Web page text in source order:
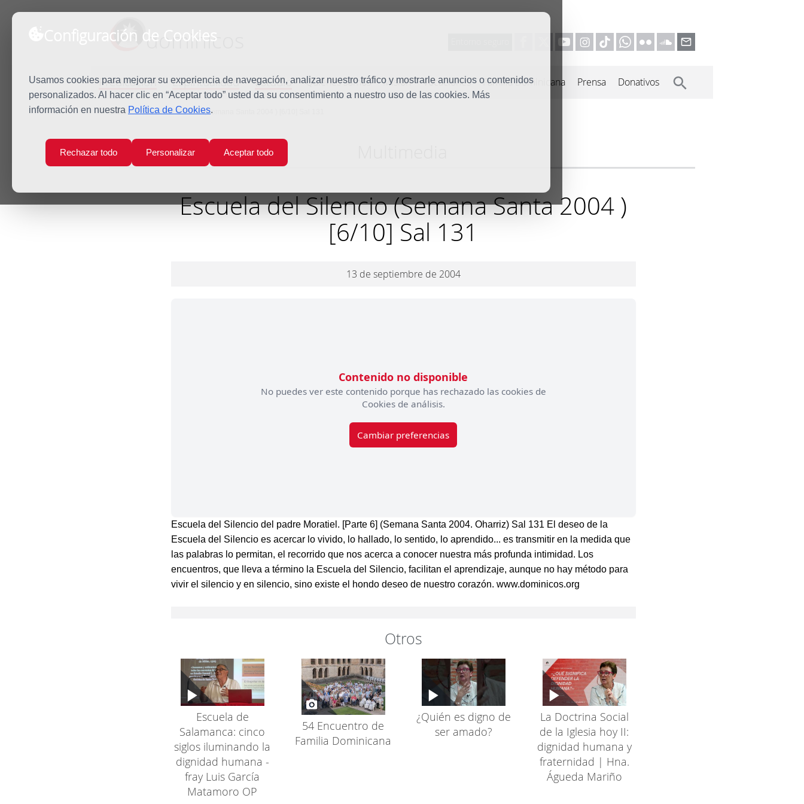
Configuración de Cookies
Usamos cookies para mejorar su experiencia de navegación, analizar nuestro tráfico y mostrarle anuncios o contenidos
personalizados. Al hacer clic en “Aceptar todo” usted da su consentimiento a nuestro uso de las cookies. Más
información en nuestra Política de Cookies.
Rechazar todo Personalizar Aceptar todo
dominicos
Predicación Espiritualidad Estudio Quiénes somos Misión Vocaciones Familia Dominicana Prensa Donativos
Inicio Escuela del Silencio (Semana Santa 2004 ) [6/10] Sal 131
Escuela del Silencio (Semana Santa 2004 )
[6/10] Sal 131
13 de septiembre de 2004
Contenido no disponible
No puedes ver este contenido porque has rechazado las cookies de
Cookies de análisis.
Cambiar preferencias
Escuela del Silencio del padre Moratiel. [Parte 6] (Semana Santa 2004. Oharriz) Sal 131 El deseo de la
Escuela del Silencio es acercar lo vivido, lo hallado, lo sentido, lo aprendido... es transmitir en la medida que
las palabras lo permitan, el recorrido que nos acerca a conocer nuestra más profunda intimidad. Los
encuentros, que lleva a término la Escuela del Silencio, facilitan el aprendizaje, aunque no hay método para
vivir el silencio y en silencio, sino existe el hondo deseo de nuestro corazón. www.dominicos.org
Otros
Escuela de
Salamanca: cinco
siglos iluminando la
dignidad humana -
fray Luis García
Matamoro OP
54 Encuentro de
Familia Dominicana
¿Quién es digno de
ser amado?
La Doctrina Social
de la Iglesia hoy II:
dignidad humana y
fraternidad | Hna.
Águeda Mariño